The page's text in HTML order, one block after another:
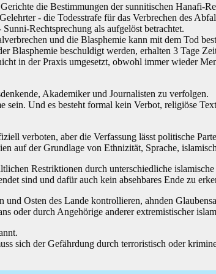
die Bestimmungen der sunnitischen Hanafi-
- die Todesstrafe für das Verbrechen des
Rechtsprechung als aufgelöst betrachtet.
und die Blasphemie kann mit dem Tod
Blasphemie beschuldigt werden, erhalten 3 Tage
in der Praxis umgesetzt, obwohl immer wieder
Akademiker und Journalisten zu verfolgen.
Und es besteht formal kein Verbot, religiöse
verboten, aber die Verfassung lässt politische
auf der Grundlage von Ethnizität, Sprache,
Restriktionen durch unterschiedliche
sind und dafür auch kein absehbares Ende zu
Osten des Lande kontrollieren, ahnden
oder durch Angehörige anderer extremistischer
sich der Gefährdung durch terroristisch oder